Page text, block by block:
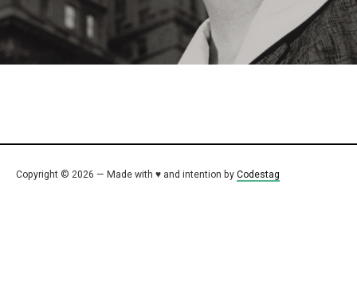
Copyright © 2026 — Made with ♥ and intention by Codestag